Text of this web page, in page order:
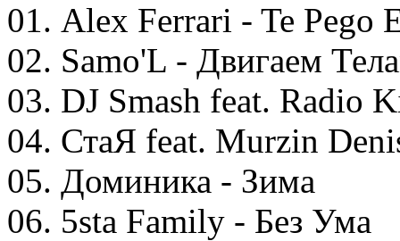
01. Alex Ferrari - Te Pego
02. Samo'L - Двигаем
03. DJ Smash feat. Radio
04. СтаЯ feat. Murzin
05. Доминика - Зима
06. 5sta Family - Без Ума